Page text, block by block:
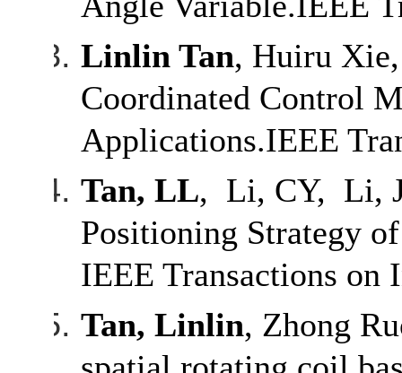
Linlin Tan, Huiru
Coordinated Control
Applications.IEEE
Tan, LL, Li, CY, Li,
Positioning Strategy
IEEE Transactions
Tan, Linlin, Zhong